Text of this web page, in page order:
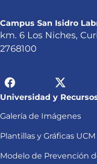
Campus San Isidro
km. 6 Los Niches,
2768100
Universidad y
Galería de Imágenes
Plantillas y Gráficas UCM
Modelo de Prevención